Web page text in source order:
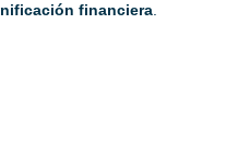
financiera